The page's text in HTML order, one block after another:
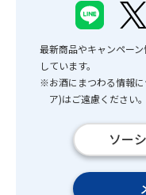
最新商品やキャンペー
しています。
※お酒にまつわる情報
ア)はご遠慮ください。
ソー